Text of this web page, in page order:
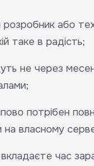
розробник або
таке в радість;
не через
потрібен
власному
час